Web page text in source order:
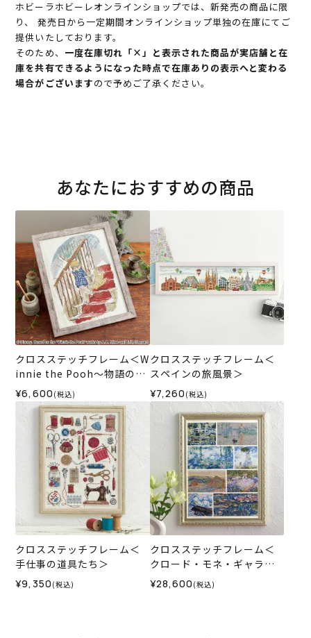
ホビーラホビーレオンラインショップでは、新発売の商品に限
り、 発売日から一定期間オンラインショップ単独の在庫にてご
提供いたしております。
そのため、 一度在庫切れ「×」と表示された商品が実店舗と在
庫を共有できるようになった時点で在庫ありの表示へと変わる
場合がございますので予めご了承ください。
あなたにおすすめの商品
クロスステッチフレーム＜W
innie the Pooh～物語のは
じまり～＞
¥6,600 (税込)
クロスステッチフレーム＜
スペインの旅風景＞
¥7,260 (税込)
クロスステッチフレーム＜
手仕事の道具たち＞
¥9,350 (税込)
クロスステッチフレーム＜
クロード・モネ・ギャラリ
ー＞
¥28,600 (税込)